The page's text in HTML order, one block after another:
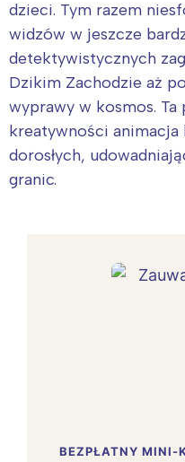
dzieci. Tym razem
widzów w jeszcze
detektywistycznych
Dzikim Zachodzie aż
wyprawy w kosmos. Ta
kreatywności
dorosłych,
granic.
BEZPŁATNY MINI-